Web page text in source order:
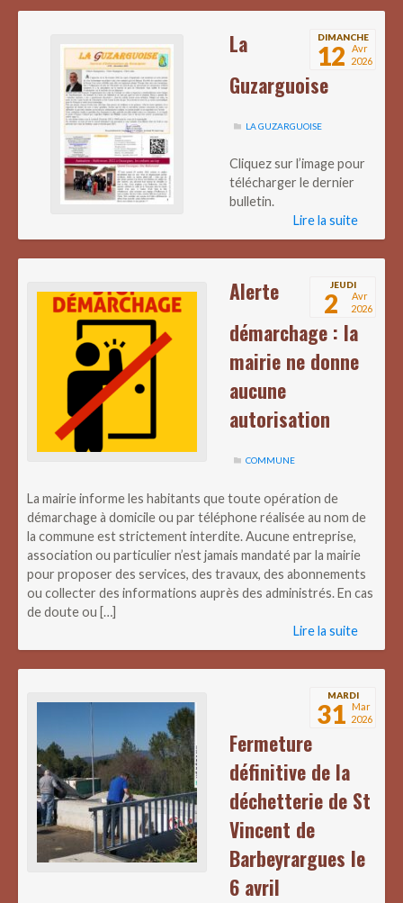
DIMANCHE
12
Avr
2026
La
Guzarguoise
LA GUZARGUOISE
Cliquez sur l’image pour
télécharger le dernier
bulletin.
Lire la suite
JEUDI
2
Avr
2026
Alerte
démarchage : la
mairie ne donne
aucune
autorisation
COMMUNE
La mairie informe les habitants que toute opération de
démarchage à domicile ou par téléphone réalisée au nom de
la commune est strictement interdite. Aucune entreprise,
association ou particulier n’est jamais mandaté par la mairie
pour proposer des services, des travaux, des abonnements
ou collecter des informations auprès des administrés. En cas
de doute ou […]
Lire la suite
MARDI
31 Mar
2026
Fermeture
définitive de la
déchetterie de St
Vincent de
Barbeyrargues le
6 avril